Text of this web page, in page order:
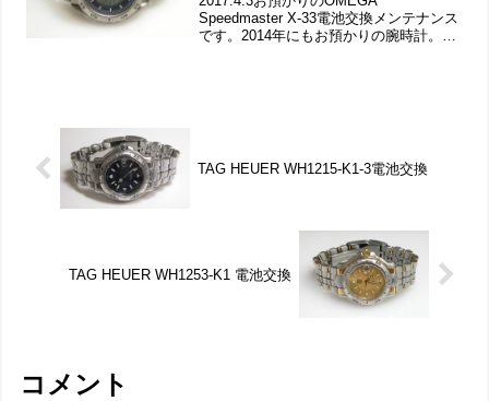
Speedmaster X-33電池交換メンテナンス
です。2014年にもお預かりの腕時計。表
TAG HEUER WH1215-K1-3電池交換
TAG HEUER WH1253-K1 電池交換
コメント